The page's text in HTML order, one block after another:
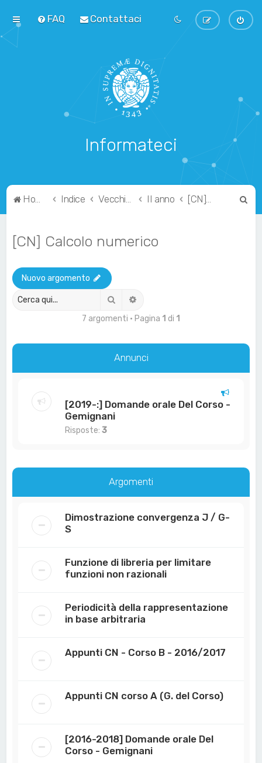
FAQ Contattaci
Informateci
Home Indice Vecchio Ordinamento II anno [CN] Calcolo numerico
[CN] Calcolo numerico
Nuovo argomento
Cerca
7 argomenti • Pagina 1 di 1
Annunci
[2019-:] Domande orale Del Corso -
Gemignani
Risposte:3
Argomenti
Dimostrazione convergenza J / G-
S
Funzione di libreria per limitare
funzioni non razionali
Periodicità della rappresentazione
in base arbitraria
Appunti CN - Corso B - 2016/2017
Appunti CN corso A (G. del Corso)
[2016-2018] Domande orale Del
Corso - Gemignani